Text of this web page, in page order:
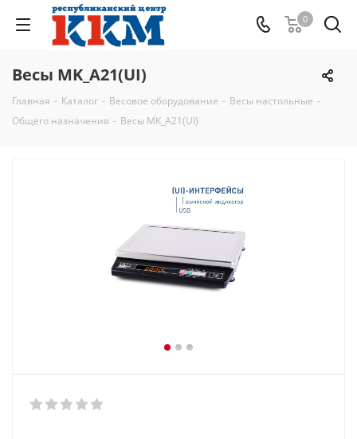
0
Весы MK_A21(UI)
Главная - Каталог - Весовое оборудование - Весы настольные -
Общего назначения - Весы MK_A21(UI)